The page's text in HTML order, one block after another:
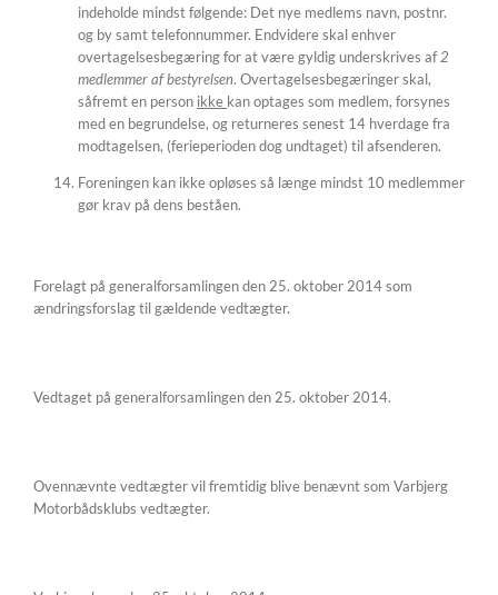
indeholde mindst følgende: Det nye medlems navn, postnr.
og by samt telefonnummer. Endvidere skal enhver
overtagelsesbegæring for at være gyldig underskrives af2
medlemmer af bestyrelsen. Overtagelsesbegæringer skal,
såfremt en person ikke kan optages som medlem, forsynes
med en begrundelse, og returneres senest 14 hverdage fra
modtagelsen, (ferieperioden dog undtaget) til afsenderen.
Foreningen kan ikke opløses så længe mindst 10 medlemmer
gør krav på dens beståen.
Forelagt på generalforsamlingen den 25. oktober 2014 som
ændringsforslag til gældende vedtægter.
Vedtaget på generalforsamlingen den 25. oktober 2014.
Ovennævnte vedtægter vil fremtidig blive benævnt som Varbjerg
Motorbådsklubs vedtægter.